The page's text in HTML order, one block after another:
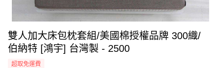
雙人加大床包枕套組/美國棉授權品牌 300織/
伯納特 [鴻宇] 台灣製 - 2500
超取免運費